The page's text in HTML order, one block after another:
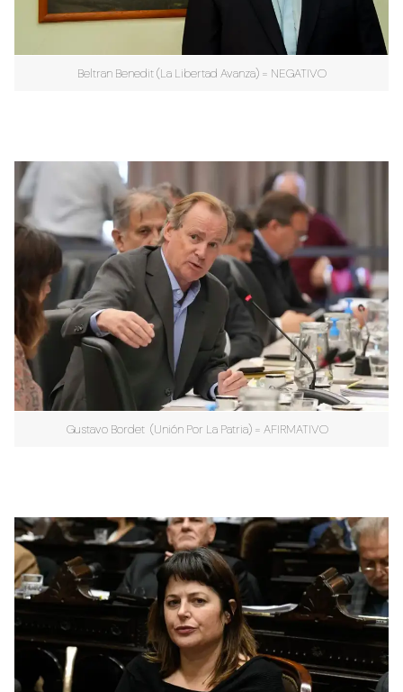
Beltran Benedit (La Libertad Avanza) = NEGATIVO
Gustavo Bordet (Unión Por La Patria) = AFIRMATIVO